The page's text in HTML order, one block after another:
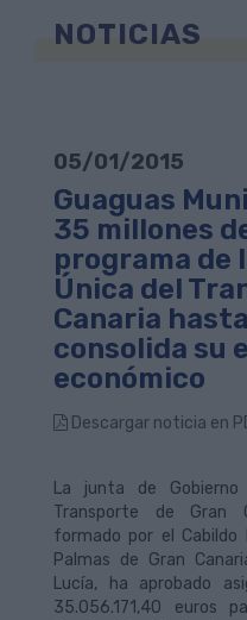
NOTICIAS
05/01/2015
Guaguas
35 millones
programa de
Única del
Canaria
consolida su
económico
Descargar noticia en
La junta de
Transporte de Gran
formado por el Cabildo
Palmas de Gran
Lucía, ha aprobado
35.056.171,40 euros